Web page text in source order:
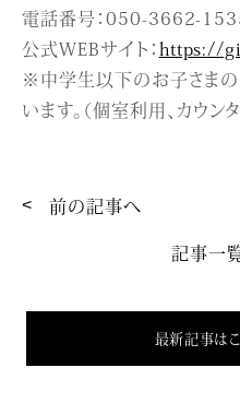
電話番号：050-3662-
公式WEBサイト：https://
※中学生以下のお子さま
います。（個室利用、カウン
前の記事へ
記事一
最新記事は